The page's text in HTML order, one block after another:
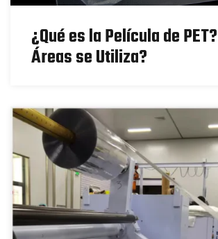
¿Qué es la Película de
Áreas se Utiliza?